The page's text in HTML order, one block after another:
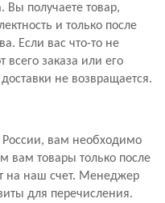
Вы получаете товар,
и только после
Если вас что-то не
всего заказа или его
не возвращается.
России, вам необходимо
вам товары только после
на наш счет. Менеджер
для перечисления.